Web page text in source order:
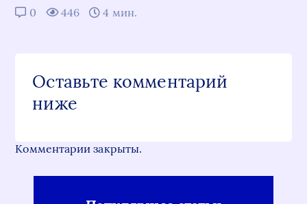
0 446 4 мин.
Оставьте комментарий
ниже
Комментарии закрыты.